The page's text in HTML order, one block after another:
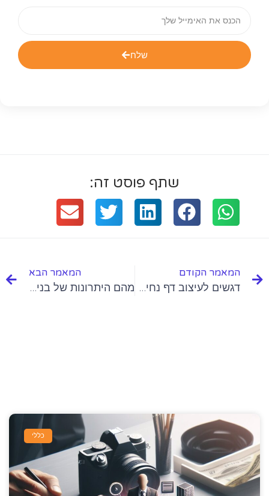
שלח
שתף פוסט זה:
המאמר הקודם
דגשים לעיצוב דף נחיתה מנצח
המאמר הבא
מהם היתרונות של בניית דף נחיתה לעסק בירושלים?
כללי